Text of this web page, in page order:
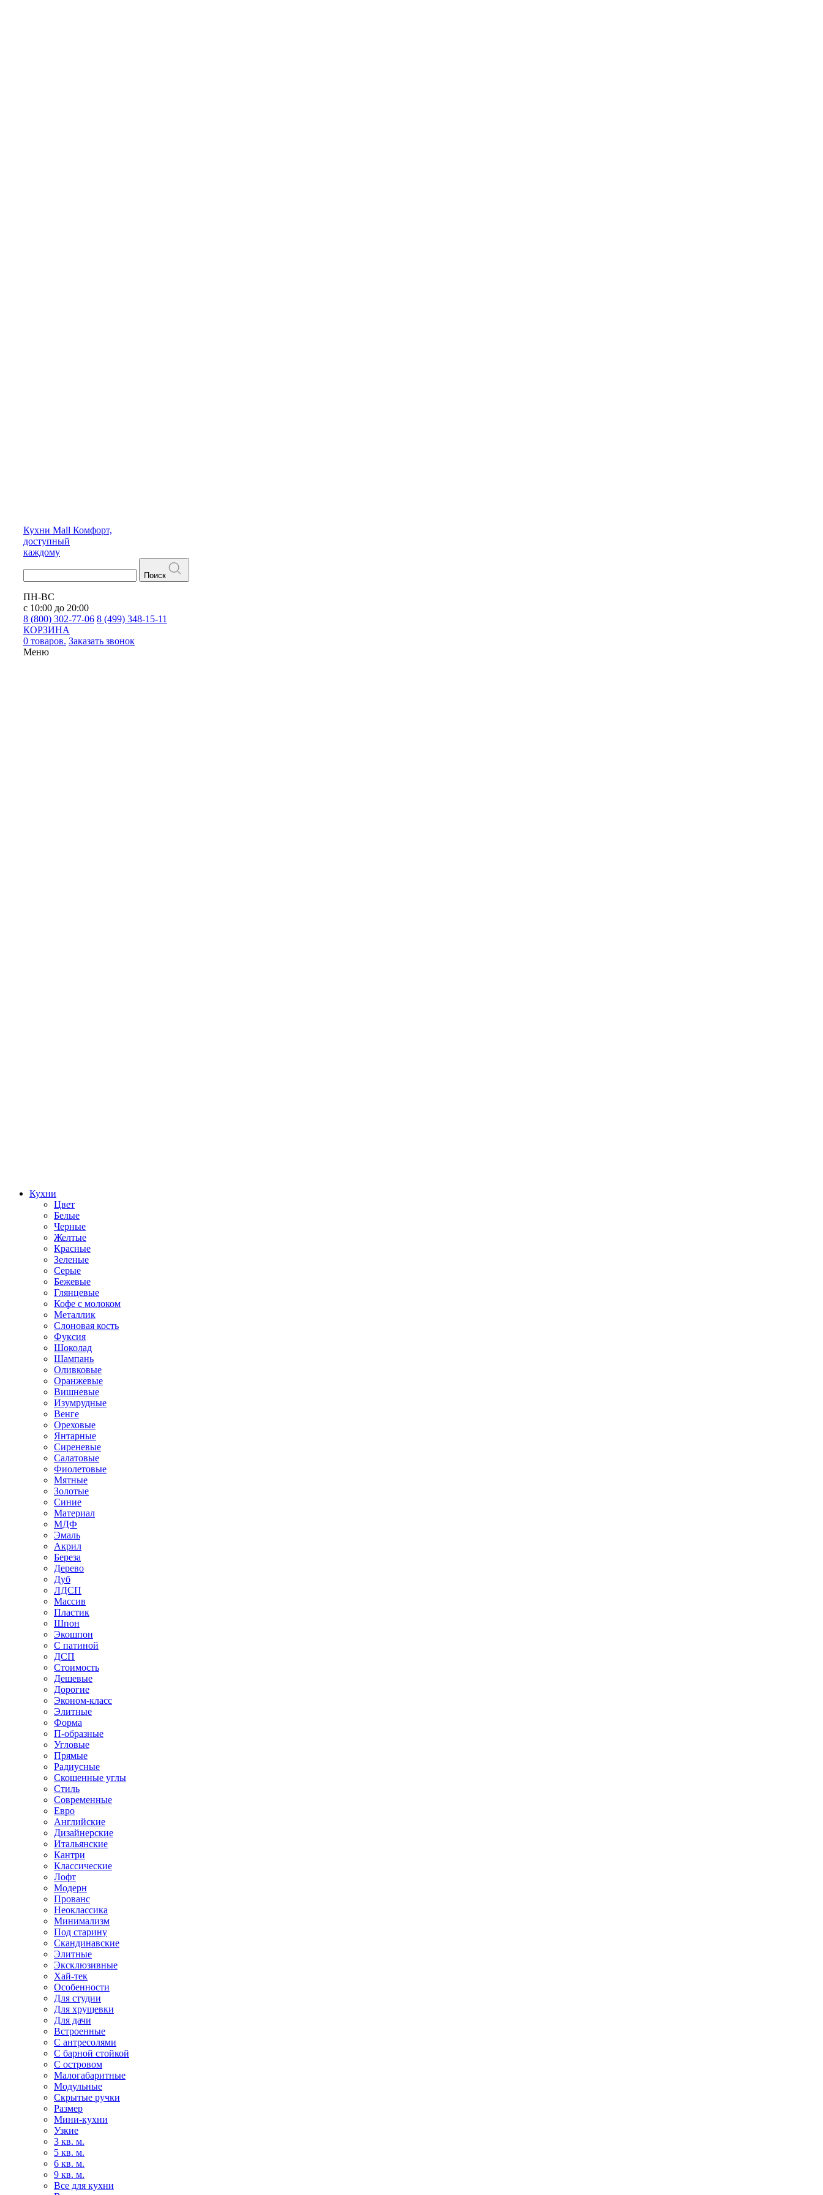
Кухни Mall Комфорт,
доступный
каждому
Поиск
ПН-ВС
с 10:00 до 20:00
8 (800) 302-77-06 8 (499) 348-15-11
КОРЗИНА
0 товаров. Заказать звонок
Меню
Кухни
Цвет
Белые
Черные
Желтые
Красные
Зеленые
Серые
Бежевые
Глянцевые
Кофе с молоком
Металлик
Слоновая кость
Фуксия
Шоколад
Шампань
Оливковые
Оранжевые
Вишневые
Изумрудные
Венге
Ореховые
Янтарные
Сиреневые
Салатовые
Фиолетовые
Мятные
Золотые
Синие
Материал
МДФ
Эмаль
Акрил
Береза
Дерево
Дуб
ЛДСП
Массив
Пластик
Шпон
Экошпон
С патиной
ДСП
Стоимость
Дешевые
Дорогие
Эконом-класс
Элитные
Форма
П-образные
Угловые
Прямые
Радиусные
Скошенные углы
Стиль
Современные
Евро
Английские
Дизайнерские
Итальянские
Кантри
Классические
Лофт
Модерн
Прованс
Неоклассика
Минимализм
Под старину
Скандинавские
Элитные
Эксклюзивные
Хай-тек
Особенности
Для студии
Для хрущевки
Для дачи
Встроенные
С антресолями
С барной стойкой
С островом
Малогабаритные
Модульные
Скрытые ручки
Размер
Мини-кухни
Узкие
3 кв. м.
5 кв. м.
6 кв. м.
9 кв. м.
Все для кухни